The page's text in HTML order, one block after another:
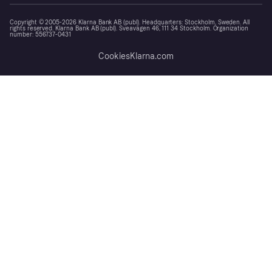
Copyright © 2005-2026 Klarna Bank AB (publ). Headquarters: Stockholm, Sweden. All
rights reserved. Klarna Bank AB (publ). Sveavägen 46, 111 34 Stockholm. Organization
number: 556737-0431
CookiesKlarna.com